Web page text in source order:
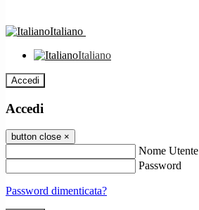
Italiano
Italiano
Accedi
Accedi
button close ×
Nome Utente
Password
Password dimenticata?